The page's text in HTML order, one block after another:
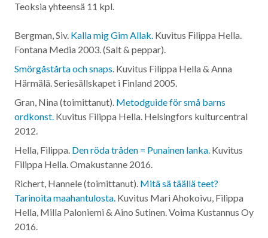
Teoksia yhteensä 11 kpl.
Bergman, Siv. Kalla mig Gim Allak. Kuvitus Filippa Hella.
Fontana Media 2003. (Salt & peppar).
Smörgåstårta och snaps. Kuvitus Filippa Hella & Anna
Härmälä. Seriesällskapet i Finland 2005.
Gran, Nina (toimittanut). Metodguide för små barns
ordkonst. Kuvitus Filippa Hella. Helsingfors kulturcentral
2012.
Hella, Filippa. Den röda tråden = Punainen lanka. Kuvitus
Filippa Hella. Omakustanne 2016.
Richert, Hannele (toimittanut). Mitä sä täällä teet?
Tarinoita maahantulosta. Kuvitus Mari Ahokoivu, Filippa
Hella, Milla Paloniemi & Aino Sutinen. Voima Kustannus Oy
2016.